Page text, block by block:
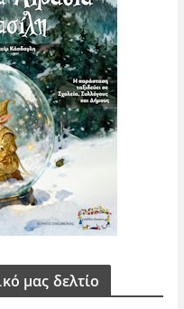
μας δελτίο